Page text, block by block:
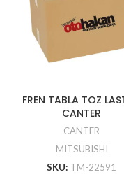
FREN TABLA TOZ
CANTER
CANTER
MITSUBISHI
SKU: TM-22591